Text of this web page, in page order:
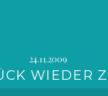
24.11.2009
WIEDER